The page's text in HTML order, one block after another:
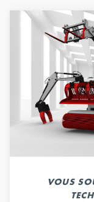
VOUS